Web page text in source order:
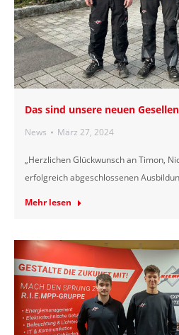
Das sind unsere neuen
News März 27, 2024
„Herzlichen Glückwunsch an Timon,
erfolgreich abgeschlossenen
Mehr lesen